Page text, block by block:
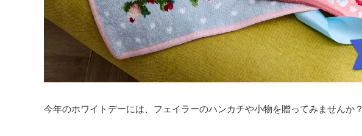
今年のホワイトデーには、フェイラーのハンカチや小物を贈ってみませんか？